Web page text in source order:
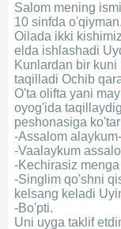
Salom mening
10 sinfda o'qiyman.
Oilada ikki
elda ishlashadi
Kunlardan bir
taqilladi Ochib
O'ta olifta yani
oyog'ida
peshonasiga
-Assalom
-Vaalaykum
-Kechirasiz
-Singlim qo'shni
kelsang keladi
-Bo'pti.
Uni uyga taklif